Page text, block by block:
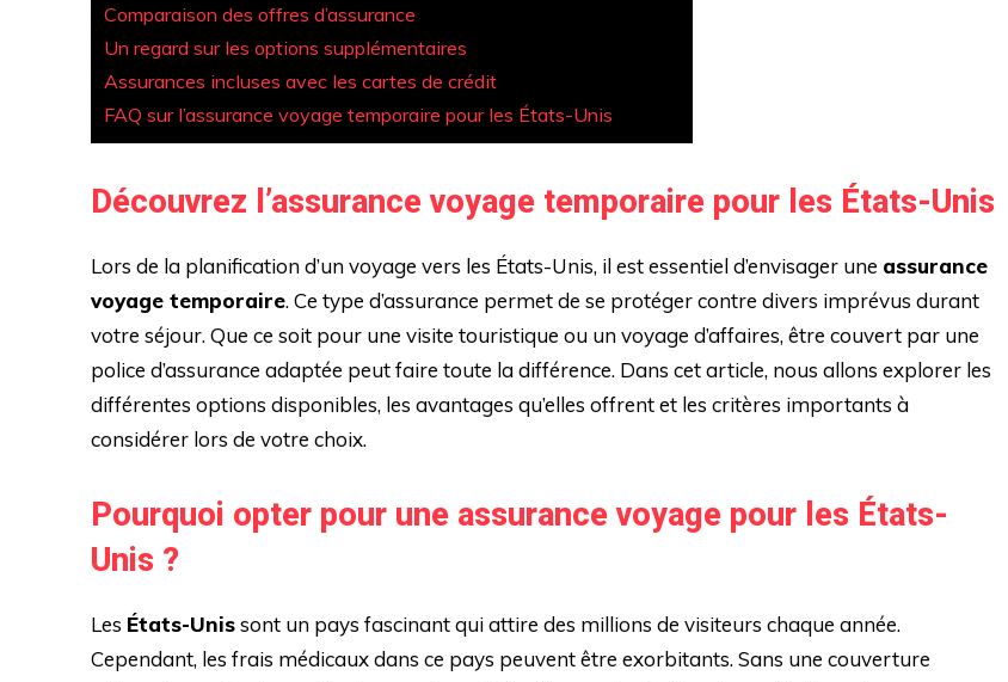
Comparaison des offres d’assurance
Un regard sur les options supplémentaires
Assurances incluses avec les cartes de crédit
FAQ sur l’assurance voyage temporaire pour les États-Unis
Découvrez l’assurance voyage temporaire pour les États-Unis
Lors de la planification d’un voyage vers les États-Unis, il est essentiel d’envisager une assurance
voyage temporaire. Ce type d’assurance permet de se protéger contre divers imprévus durant
votre séjour. Que ce soit pour une visite touristique ou un voyage d’affaires, être couvert par une
police d’assurance adaptée peut faire toute la différence. Dans cet article, nous allons explorer les
différentes options disponibles, les avantages qu’elles offrent et les critères importants à
considérer lors de votre choix.
Pourquoi opter pour une assurance voyage pour les États-
Unis ?
Les États-Unissont un pays fascinant qui attire des millions de visiteurs chaque année.
Cependant, les frais médicaux dans ce pays peuvent être exorbitants. Sans une couverture